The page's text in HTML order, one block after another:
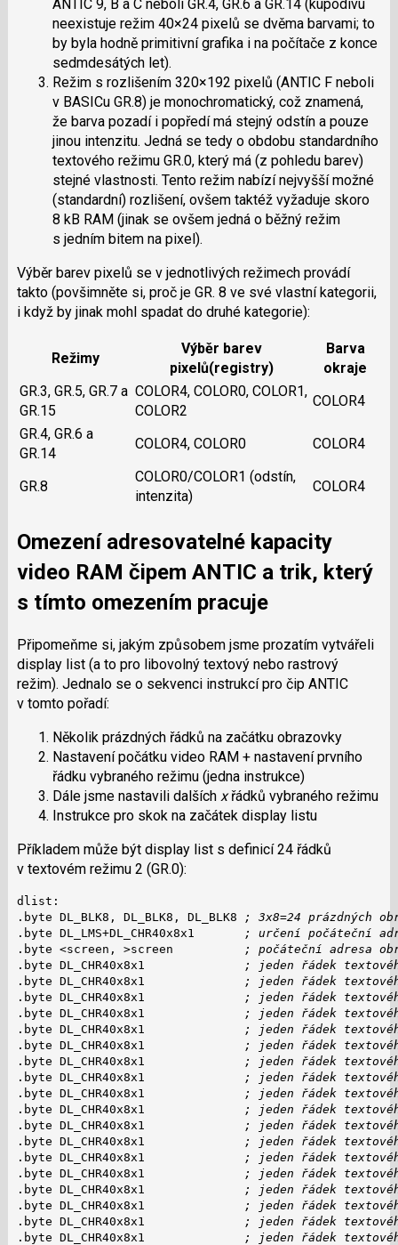
ANTIC 9, B a C neboli GR.4, GR.6 a GR.14 (kupodivu
neexistuje režim 40×24 pixelů se dvěma barvami; to
by byla hodně primitivní grafika i na počítače z konce
sedmdesátých let).
Režim s rozlišením 320×192 pixelů (ANTIC F neboli
v BASICu GR.8) je monochromatický, což znamená,
že barva pozadí i popředí má stejný odstín a pouze
jinou intenzitu. Jedná se tedy o obdobu standardního
textového režimu GR.0, který má (z pohledu barev)
stejné vlastnosti. Tento režim nabízí nejvyšší možné
(standardní) rozlišení, ovšem taktéž vyžaduje skoro
8 kB RAM (jinak se ovšem jedná o běžný režim
s jedním bitem na pixel).
Výběr barev pixelů se v jednotlivých režimech provádí
takto (povšimněte si, proč je GR. 8 ve své vlastní kategorii,
i když by jinak mohl spadat do druhé kategorie):
Režimy
Výběr barev
pixelů(registry)
Barva
okraje
GR.3, GR.5, GR.7 a
GR.15
COLOR4, COLOR0, COLOR1,
COLOR2
COLOR4
GR.4, GR.6 a
GR.14
COLOR4, COLOR0 COLOR4
GR.8
COLOR0/COLOR1 (odstín,
intenzita)
COLOR4
Omezení adresovatelné kapacity
video RAM čipem ANTIC a trik, který
s tímto omezením pracuje
Připomeňme si, jakým způsobem jsme prozatím vytvářeli
display list (a to pro libovolný textový nebo rastrový
režim). Jednalo se o sekvenci instrukcí pro čip ANTIC
v tomto pořadí:
Několik prázdných řádků na začátku obrazovky
Nastavení počátku video RAM + nastavení prvního
řádku vybraného režimu (jedna instrukce)
Dále jsme nastavili dalších xřádků vybraného režimu
Instrukce pro skok na začátek display listu
Příkladem může být display list s definicí 24 řádků
v textovém režimu 2 (GR.0):
dlist:
.byte DL_BLK8, DL_BLK8, DL_BLK8
; 3x8=24 prázdných
.byte DL_LMS+DL_CHR40x8x1
; určení počáteční
.byte <screen, >screen
; počáteční adresa
.byte DL_CHR40x8x1
; jeden řádek
.byte DL_CHR40x8x1
; jeden řádek
.byte DL_CHR40x8x1
; jeden řádek
.byte DL_CHR40x8x1
; jeden řádek
.byte DL_CHR40x8x1
; jeden řádek
.byte DL_CHR40x8x1
; jeden řádek
.byte DL_CHR40x8x1
; jeden řádek
.byte DL_CHR40x8x1
; jeden řádek
.byte DL_CHR40x8x1
; jeden řádek
.byte DL_CHR40x8x1
; jeden řádek
.byte DL_CHR40x8x1
; jeden řádek
.byte DL_CHR40x8x1
; jeden řádek
.byte DL_CHR40x8x1
; jeden řádek
.byte DL_CHR40x8x1
; jeden řádek
.byte DL_CHR40x8x1
; jeden řádek
.byte DL_CHR40x8x1
; jeden řádek
.byte DL_CHR40x8x1
; jeden řádek
.byte DL_CHR40x8x1
; jeden řádek